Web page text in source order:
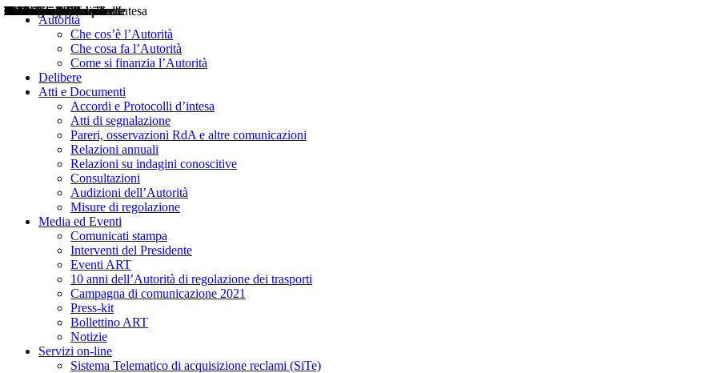
Autorità
Che cos’è l’Autorità
Che cosa fa l’Autorità
Come si finanzia l’Autorità
Delibere
Atti e Documenti
Accordi e Protocolli d’intesa
Atti di segnalazione
Pareri, osservazioni RdA e altre comunicazioni
Relazioni annuali
Relazioni su indagini conoscitive
Consultazioni
Audizioni dell’Autorità
Misure di regolazione
Media ed Eventi
Comunicati stampa
Interventi del Presidente
Eventi ART
10 anni dell’Autorità di regolazione dei trasporti
Campagna di comunicazione 2021
Press-kit
Bollettino ART
Notizie
Servizi on-line
Sistema Telematico di acquisizione reclami (SiTe)
Delibere
Pareri
Consultazioni
Audizioni
Atti di Segnalazione
Accordi e Protocolli d'Intesa
Relazioni annuali
Misure di regolazione
Notizie
Comunicati Stampa
Bollettini ART
Convegni ART
Interviste del Presidente
Articoli in primo piano
Interventi del Presidente
2004
2005
2010
2013
2014
2015
2016
2017
2018
2019
202
2020
2021
2022
2023
2024
2025
2026
Aereo
Marittimo
Terrestre